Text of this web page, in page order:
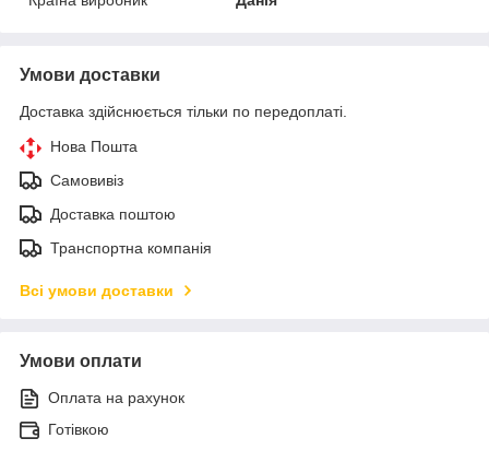
Умови доставки
Доставка здійснюється тільки по передоплаті.
Нова Пошта
Самовивіз
Доставка поштою
Транспортна компанія
Всі умови доставки
Умови оплати
Оплата на рахунок
Готівкою